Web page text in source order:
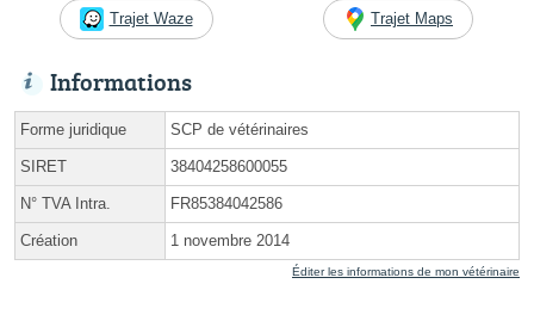
Trajet Waze Trajet Maps
Informations
Forme juridique SCP de vétérinaires
SIRET 38404258600055
N° TVA Intra. FR85384042586
Création 1 novembre 2014
Éditer les informations de mon vétérinaire